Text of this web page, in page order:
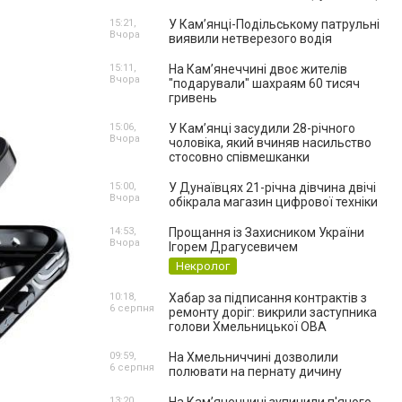
У Кам’янці-Подільському патрульні
виявили нетверезого водія
15:21,
Вчора
На Камʼянеччині двоє жителів
"подарували" шахраям 60 тисяч
гривень
15:11,
Вчора
У Камʼянці засудили 28-річного
чоловіка, який вчиняв насильство
стосовно співмешканки
15:06,
Вчора
У Дунаївцях 21-річна дівчина двічі
обікрала магазин цифрової техніки
15:00,
Вчора
Прощання із Захисником України
Ігорем Драгусевичем
Некролог
14:53,
Вчора
Хабар за підписання контрактів з
ремонту доріг: викрили заступника
голови Хмельницької ОВА
10:18,
6 серпня
На Хмельниччині дозволили
полювати на пернату дичину
09:59,
6 серпня